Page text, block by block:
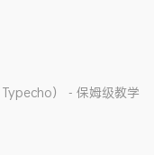
） - 保姆级教学